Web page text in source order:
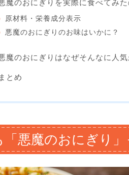
魔のおにぎりを実際に食べてみ
原材料・栄養成分表示
悪魔のおにぎりのお味はいかに？
魔のおにぎりはなぜそんなに人
まとめ
「悪魔のおにぎり」